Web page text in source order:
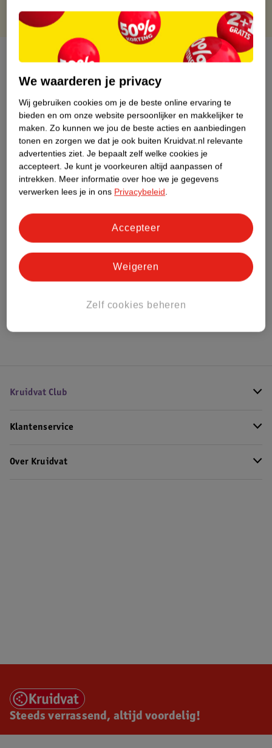
Over dit product
Productinformatie
Nature Impact Score
Dit product heeft (nog) geen Nature
Impact Score.
Meer informatie
Bestel & Bezorginformatie
Bekijk ook
Kruidvat Club
Klantenservice
Over Kruidvat
Steeds verrassend, altijd voordelig!
We waarderen je privacy
Wij gebruiken cookies om je de beste online ervaring te
bieden en om onze website persoonlijker en makkelijker te
maken. Zo kunnen we jou de beste acties en aanbiedingen
tonen en zorgen we dat je ook buiten Kruidvat.nl relevante
advertenties ziet. Je bepaalt zelf welke cookies je
accepteert. Je kunt je voorkeuren altijd aanpassen of
intrekken. Meer informatie over hoe we je gegevens
verwerken lees je in ons Privacybeleid.
Zelf cookies beheren
Weigeren
Accepteer